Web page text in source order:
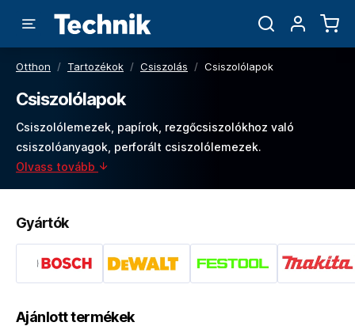
Otthon / Tartozékok / Csiszolás / Csiszolólapok
Csiszolólapok
Csiszolólemezek, papírok, rezgőcsiszolókhoz való
csiszolóanyagok, perforált csiszolólemezek.
Olvass tovább
Gyártók
Ajánlott termékek